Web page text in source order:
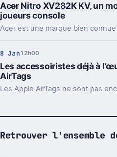
Acer Nitro XV282K KV, un
joueurs console
8 Jan 12h00
Les accessoiristes déjà à
AirTags
Retrouver l'ensemble